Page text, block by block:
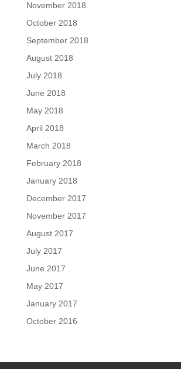
November 2018
October 2018
September 2018
August 2018
July 2018
June 2018
May 2018
April 2018
March 2018
February 2018
January 2018
December 2017
November 2017
August 2017
July 2017
June 2017
May 2017
January 2017
October 2016